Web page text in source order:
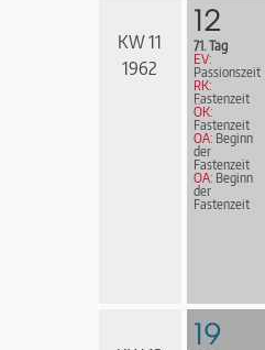
KW 11
1962
12
71. Tag
EV:
Passionszeit
RK:
Fastenzeit
ÖK:
Fastenzeit
OA: Beginn
der
Fastenzeit
OA: Beginn
der
Fastenzeit
19